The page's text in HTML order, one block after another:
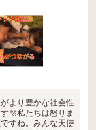
より豊かな社会性
🫧私たちは怒りま
すね。みんな天使